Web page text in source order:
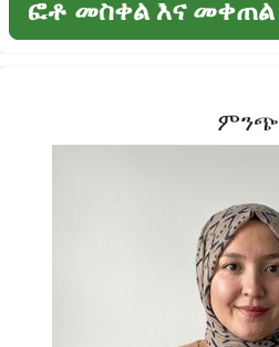
ፎቶ መስቀል እና መቀጠል
ምንጭ